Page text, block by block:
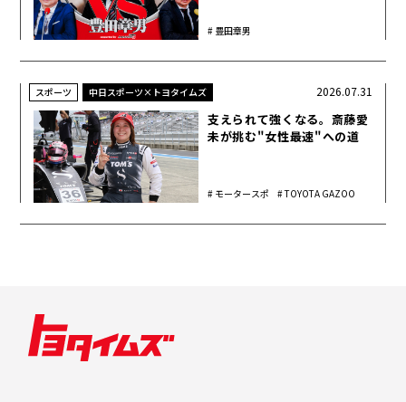
豊田章男
スポーツ 中日スポーツ×トヨタイムズ
支えられて強くなる。斎藤愛
未が挑む"女性最速"への道
モータースポ
TOYOTA GAZOO
2026.07.31